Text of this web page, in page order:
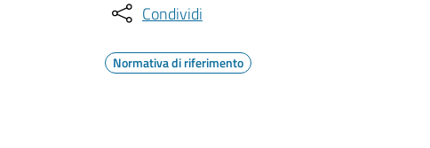
Condividi
Normativa di riferimento